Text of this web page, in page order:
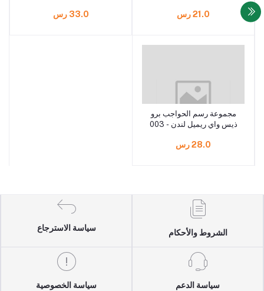
21.0 رس 33.0 رس
مجموعة رسم الحواجب برو
ذيس واي ريميل لندن - 003
28.0 رس
الشروط والأحكام
سياسة الاسترجاع
سياسة الدعم سياسة الخصوصية